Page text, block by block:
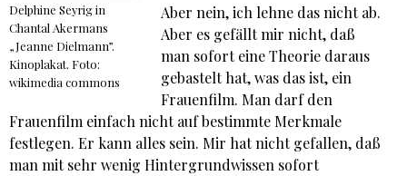
Delphine Seyrig in
Chantal Akermans
„Jeanne Dielmann”.
Kinoplakat. Foto:
wikimedia commons
Aber nein, ich lehne das nicht ab.
Aber es gefällt mir nicht, daß
man sofort eine Theorie daraus
gebastelt hat, was das ist, ein
Frauenfilm. Man darf den
Frauenfilm einfach nicht auf bestimmte Merkmale
festlegen. Er kann alles sein. Mir hat nicht gefallen, daß
man mit sehr wenig Hintergrundwissen sofort